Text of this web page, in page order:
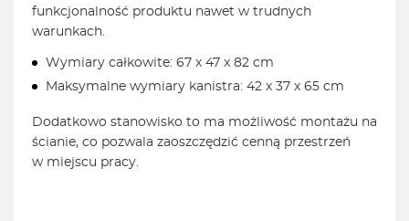
funkcjonalność produktu nawet w trudnych
warunkach.
Wymiary całkowite: 67 x 47 x 82 cm
Maksymalne wymiary kanistra: 42 x 37 x 65 cm
Dodatkowo stanowisko to ma możliwość montażu na
ścianie, co pozwala zaoszczędzić cenną przestrzeń
w miejscu pracy.